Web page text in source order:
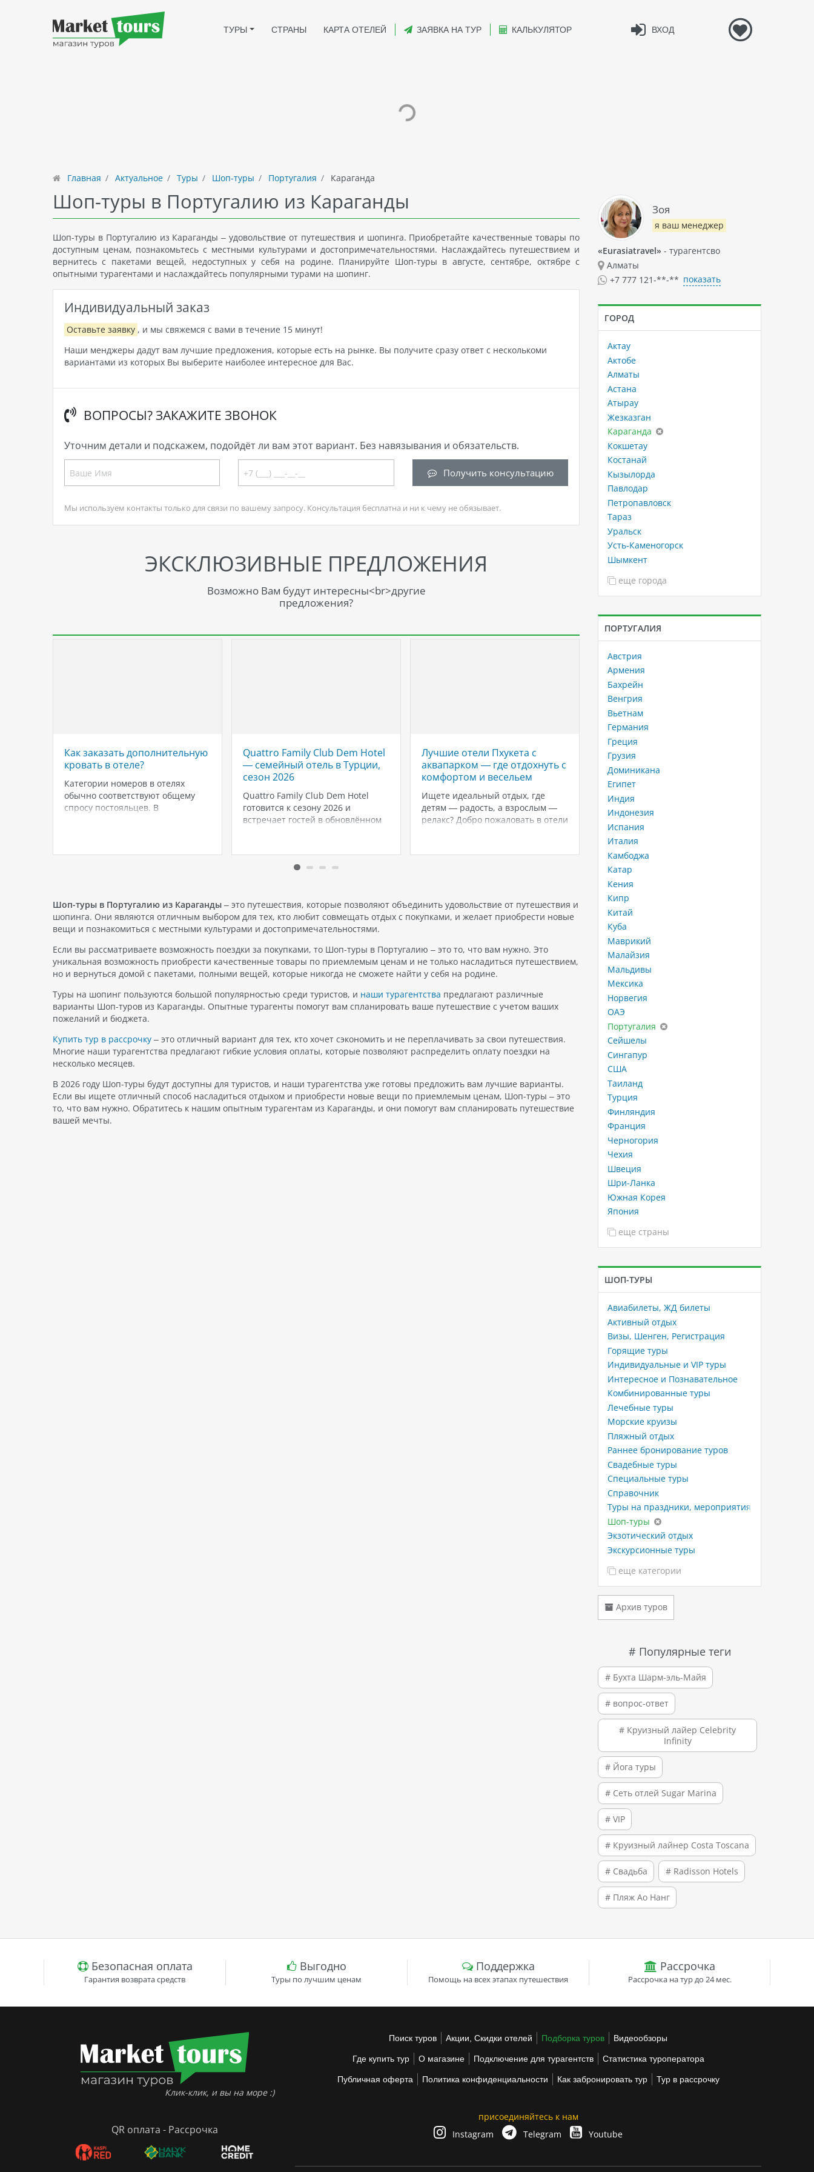
ВХОД
ТУРЫ СТРАНЫ КАРТА ОТЕЛЕЙ ЗАЯВКА НА ТУР КАЛЬКУЛЯТОР
Главная Актуальное Туры Шоп-туры Португалия Караганда
Шоп-туры в Португалию из Караганды
Шоп-туры в Португалию из Караганды – удовольствие от путешествия и шопинга. Приобретайте качественные товары по
доступным ценам, познакомьтесь с местными культурами и достопримечательностями. Наслаждайтесь путешествием и
вернитесь с пакетами вещей, недоступных у себя на родине. Планируйте Шоп-туры в августе, сентябре, октябре с
опытными турагентами и наслаждайтесь популярными турами на шопинг.
Индивидуальный заказ
Оставьте заявку , и мы свяжемся с вами в течение 15 минут!
Наши менджеры дадут вам лучшие предложения, которые есть на рынке. Вы получите сразу ответ с несколькоми
вариантами из которых Вы выберите наиболее интересное для Вас.
ВОПРОСЫ? ЗАКАЖИТЕ ЗВОНОК
Уточним детали и подскажем, подойдёт ли вам этот вариант. Без навязывания и обязательств.
Получить консультацию
Мы используем контакты только для связи по вашему запросу. Консультация бесплатна и ни к чему не обязывает.
ЭКСКЛЮЗИВНЫЕ ПРЕДЛОЖЕНИЯ
Возможно Вам будут интересны<br>другие
предложения?
Как заказать дополнительную
кровать в отеле?
Категории номеров в отелях
обычно соответствуют общему
спросу постояльцев. В
отличаться, поэтому
таких услуг является
«дополнительное спальное
место». При бронировании
Quattro Family Club Dem Hotel
— семейный отель в Турции,
сезон 2026
Quattro Family Club Dem Hotel
готовится к сезону 2026 и
встречает гостей в обновлённом
современный дизайн и атмосферу
спокойного семейного отдыха у
семейный отель в…
Лучшие отели Пхукета с
аквапарком — где отдохнуть с
комфортом и весельем
Ищете идеальный отдых, где
детям — радость, а взрослым —
релакс? Добро пожаловать в отели
захватывающих водных горок и
прямыми…
Круизный лайнер - MSC
Bellissima
MSC Bellissima - это современный
и роскошный лайнер компании
MSC Cruises, класса MSC
Meraviglia, который предлагает
множество программ и услуг для
пассажиров всех возрастов и
интересов. Рекомендуется этот
лайнер для тех, кто хочет
насладиться роскошью и
Шоп-туры в Португалию из Караганды – это путешествия, которые позволяют объединить удовольствие от путешествия и
шопинга. Они являются отличным выбором для тех, кто любит совмещать отдых с покупками, и желает приобрести новые
вещи и познакомиться с местными культурами и достопримечательностями.
Если вы рассматриваете возможность поездки за покупками, то Шоп-туры в Португалию – это то, что вам нужно. Это
уникальная возможность приобрести качественные товары по приемлемым ценам и не только насладиться путешествием,
но и вернуться домой с пакетами, полными вещей, которые никогда не сможете найти у себя на родине.
Туры на шопинг пользуются большой популярностью среди туристов, и наши турагентства предлагают различные
варианты Шоп-туров из Караганды. Опытные турагенты помогут вам спланировать ваше путешествие с учетом ваших
пожеланий и бюджета.
Купить тур в рассрочку – это отличный вариант для тех, кто хочет сэкономить и не переплачивать за свои путешествия.
Многие наши турагентства предлагают гибкие условия оплаты, которые позволяют распределить оплату поездки на
несколько месяцев.
В 2026 году Шоп-туры будут доступны для туристов, и наши турагентства уже готовы предложить вам лучшие варианты.
Если вы ищете отличный способ насладиться отдыхом и приобрести новые вещи по приемлемым ценам, Шоп-туры – это
то, что вам нужно. Обратитесь к нашим опытным турагентам из Караганды, и они помогут вам спланировать путешествие
вашей мечты.
Зоя
я ваш менеджер
«Eurasiatravel» - турагентсво
Алматы
+7 777 121-**-** показать
ГОРОД
Актау
Актобе
Алматы
Астана
Атырау
Жезказган
Караганда
Кокшетау
Костанай
Кызылорда
Павлодар
Петропавловск
Тараз
Уральск
Усть-Каменогорск
Шымкент
еще города
ПОРТУГАЛИЯ
Австрия
Армения
Бахрейн
Венгрия
Вьетнам
Германия
Греция
Грузия
Доминикана
Египет
Индия
Индонезия
Испания
Италия
Камбоджа
Катар
Кения
Кипр
Китай
Куба
Маврикий
Малайзия
Мальдивы
Мексика
Норвегия
ОАЭ
Португалия
Сейшелы
Сингапур
США
Таиланд
Турция
Финляндия
Франция
Черногория
Чехия
Швеция
Шри-Ланка
Южная Корея
Япония
еще страны
ШОП-ТУРЫ
Авиабилеты, ЖД билеты
Активный отдых
Визы, Шенген, Регистрация
Горящие туры
Индивидуальные и VIP туры
Интересное и Познавательное
Комбинированные туры
Лечебные туры
Морские круизы
Пляжный отдых
Раннее бронирование туров
Свадебные туры
Специальные туры
Справочник
Туры на праздники, мероприятия
Шоп-туры
Экзотический отдых
Экскурсионные туры
еще категории
Архив туров
# Популярные теги
# Бухта Шарм-эль-Майя
# вопрос-ответ
# Круизный лайер Celebrity
Infinity
# Йога туры
# Сеть отлей Sugar Marina
# VIP
# Круизный лайнер Costa Toscana
# Свадьба # Radisson Hotels
# Пляж Ао Нанг
Безопасная оплата
Гарантия возврата средств
Выгодно
Туры по лучшим ценам
Поддержка
Помощь на всех этапах путешествия
Рассрочка
Рассрочка на тур до 24 мес.
Клик-клик, и вы на море :)
QR оплата - Рассрочка
Поиск туров Акции, Скидки отелей Подборка туров Видеообзоры
Где купить тур О магазине Подключение для турагентств Статистика туроператора
Публичная оферта Политика конфиденциальности Как забронировать тур Тур в рассрочку
присоединяйтесь к нам
Instagram
Telegram Youtube